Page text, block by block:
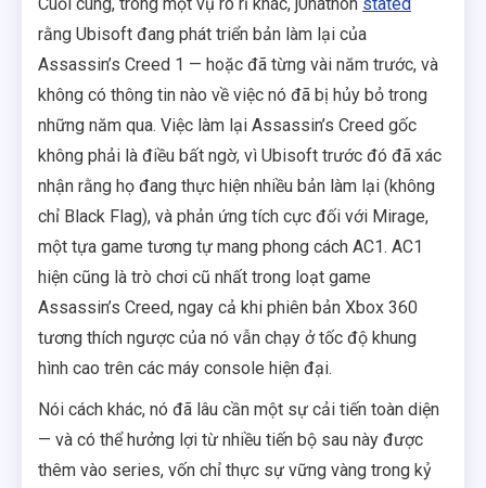
rằng Ubisoft đang phát triển bản làm lại của
Assassin’s Creed 1 — hoặc đã từng vài năm trước, và
không có thông tin nào về việc nó đã bị hủy bỏ trong
những năm qua. Việc làm lại Assassin’s Creed gốc
không phải là điều bất ngờ, vì Ubisoft trước đó đã xác
nhận rằng họ đang thực hiện nhiều bản làm lại (không
chỉ Black Flag), và phản ứng tích cực đối với Mirage,
một tựa game tương tự mang phong cách AC1. AC1
hiện cũng là trò chơi cũ nhất trong loạt game
Assassin’s Creed, ngay cả khi phiên bản Xbox 360
tương thích ngược của nó vẫn chạy ở tốc độ khung
hình cao trên các máy console hiện đại.
Nói cách khác, nó đã lâu cần một sự cải tiến toàn diện
— và có thể hưởng lợi từ nhiều tiến bộ sau này được
thêm vào series, vốn chỉ thực sự vững vàng trong kỷ